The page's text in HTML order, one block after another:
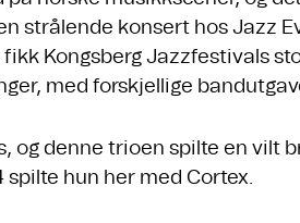
strålende konsert hos Jazz
Kongsberg Jazzfestivals
med forskjellige
og denne trioen spilte en vilt
spilte hun her med Cortex.